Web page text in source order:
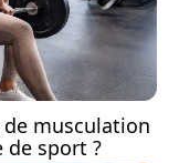
musculation
de sport ?